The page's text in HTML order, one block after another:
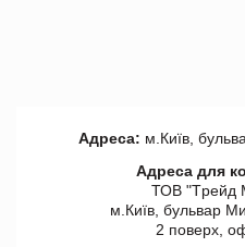
Адреса: м.Київ,
Адреса для
ТОВ "Tрейд
м.Київ, бульвар
2 поверх,